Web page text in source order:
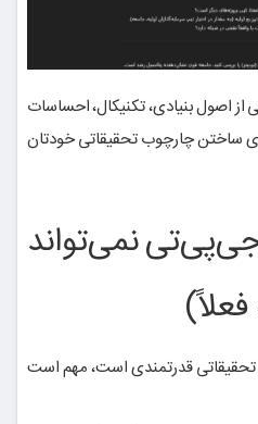
بنیادی، تکنیکال، احساسات
ساختن چارچوب تحقیقاتی خودتان
نمی‌تواند
قدرتمندی است، مهم است